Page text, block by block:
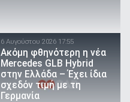
6 Αυγούστου 2026 17:55
Ακόμη φθηνότερη η νέα
Mercedes GLB Hybrid
στην Ελλάδα – Έχει ίδια
σχεδόν τιμή με τη
Γερμανία